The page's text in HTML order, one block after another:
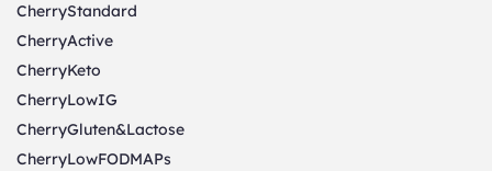
CherryStandard
CherryActive
CherryKeto
CherryLowIG
CherryGluten&Lactose
CherryLowFODMAPs